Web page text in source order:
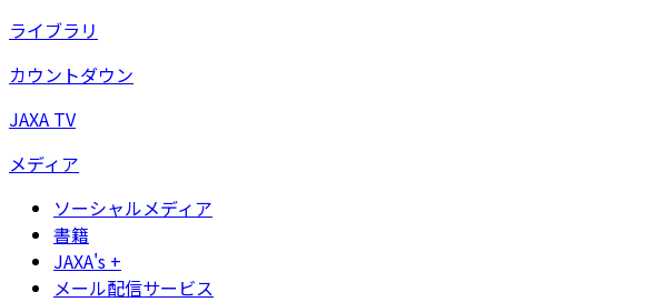
ライブラリ
カウントダウン
JAXA TV
メディア
ソーシャルメディア
書籍
JAXA's +
メール配信サービス